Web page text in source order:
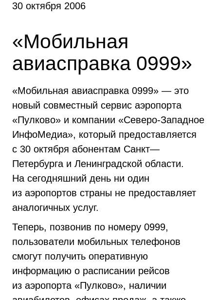
30 октября 2006
«Мобильная
авиасправка 0999»
«Мобильная авиасправка 0999» — это
новый совместный сервис аэропорта
«Пулково» и компании «Северо-Западное
ИнфоМедиа», который предоставляется
с 30 октября абонентам Санкт—
Петербурга и Ленинградской области.
На сегодняшний день ни один
из аэропортов страны не предоставляет
аналогичных услуг.
Теперь, позвонив по номеру 0999,
пользователи мобильных телефонов
смогут получить оперативную
информацию о расписании рейсов
из аэропорта «Пулково», наличии